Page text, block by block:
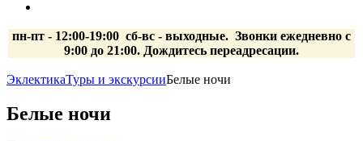
пн-пт - 12:00-19:00 сб-вс - выходные. Звонки ежедневно с
9:00 до 21:00. Дождитесь переадресации.
ЭклектикаТуры и экскурсииБелые ночи
Белые ночи